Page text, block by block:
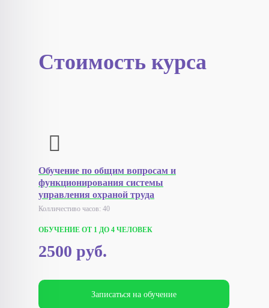
Стоимость курса
Обучение по общим вопросам и
функционирования системы
управления охраной труда
Колличестиво часов: 40
Записаться на обучение
ОБУЧЕНИЕ ОТ 1 ДО 4 ЧЕЛОВЕК
2500 руб.